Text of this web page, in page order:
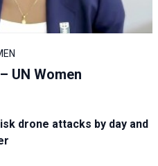
UN Women
drone attacks by day and